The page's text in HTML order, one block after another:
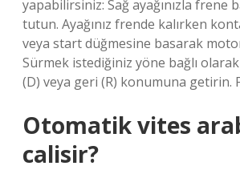
yapabilirsiniz: Sağ ayağınızla frene
tutun. Ayağınız frende kalırken
veya start düğmesine basarak
Sürmek istediğiniz yöne bağlı olarak
(D) veya geri (R) konumuna getirin.
Otomatik vites
calisir?